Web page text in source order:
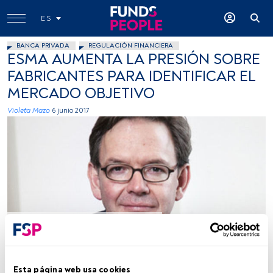
Esta página web usa cookies
ES
BANCA PRIVADA REGULACIÓN FINANCIERA
ESMA AUMENTA LA PRESIÓN SOBRE
FABRICANTES PARA IDENTIFICAR EL
MERCADO OBJETIVO
Violeta Mazo 6 junio 2017
Tiempo lectura: 3 min.